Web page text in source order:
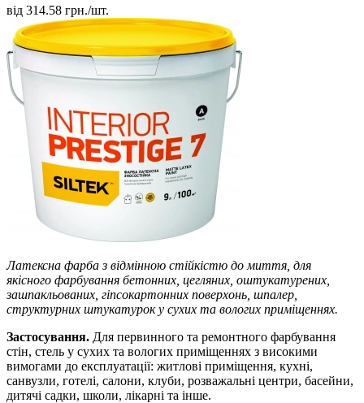
від 314.58 грн./шт.
Латексна фарба з відмінною стійкістю до миття, для
якісного фарбування бетонних, цегляних, оштукатурених,
зашпакльованих, гіпсокартонних поверхонь, шпалер,
структурних штукатурок у сухих та вологих приміщеннях.
Застосування. Для первинного та ремонтного фарбування
стін, стель у сухих та вологих приміщеннях з високими
вимогами до експлуатації: житлові приміщення, кухні,
санвузли, готелі, салони, клуби, розважальні центри, басейни,
дитячі садки, школи, лікарні та інше.